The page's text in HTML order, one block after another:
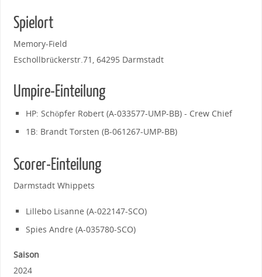
Spielort
Memory-Field
Eschollbrückerstr.71, 64295 Darmstadt
Umpire-Einteilung
HP: Schöpfer Robert (A-033577-UMP-BB) - Crew Chief
1B: Brandt Torsten (B-061267-UMP-BB)
Scorer-Einteilung
Darmstadt Whippets
Lillebo Lisanne (A-022147-SCO)
Spies Andre (A-035780-SCO)
Saison
2024